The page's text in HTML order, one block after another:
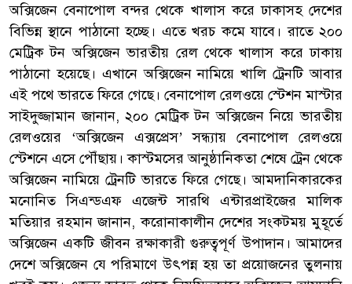
অক্সিজেন বেনাপোল বন্দর থেকে খালাস করে ঢাকাসহ দেশের
বিভিন্ন স্থানে পাঠানো হচ্ছে। এতে খরচ কমে যাবে। রাতে ২০০
মেট্রিক টন অক্সিজেন ভারতীয় রেল থেকে খালাস করে ঢাকায়
পাঠানো হয়েছে। এখানে অক্সিজেন নামিয়ে খালি ট্রেনটি আবার
এই পথে ভারতে ফিরে গেছে। বেনাপোল রেলওয়ে স্টেশন মাস্টার
সাইদুজ্জামান জানান, ২০০ মেট্রিক টন অক্সিজেন নিয়ে ভারতীয়
রেলওয়ের ‘অক্সিজেন এক্সপ্রেস’ সন্ধ্যায় বেনাপোল রেলওয়ে
স্টেশনে এসে পৌঁছায়। কাস্টমসের আনুষ্ঠানিকতা শেষে ট্রেন থেকে
অক্সিজেন নামিয়ে ট্রেনটি ভারতে ফিরে গেছে। আমদানিকারকের
মনোনিত সিএন্ডএফ এজেন্ট সারথি এন্টারপ্রাইজের মালিক
মতিয়ার রহমান জানান, করোনাকালীন দেশের সংকটময় মুহূর্তে
অক্সিজেন একটি জীবন রক্ষাকারী গুরুত্বপূর্ণ উপাদান। আমাদের
দেশে অক্সিজেন যে পরিমাণে উৎপন্ন হয় তা প্রয়োজনের তুলনায়